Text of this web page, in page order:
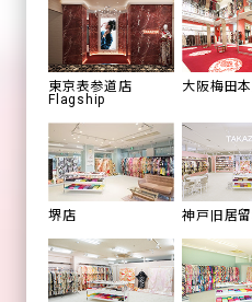
東京表参道店
Flagship
大阪梅田
堺店 神戸旧居